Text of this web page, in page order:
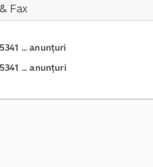
Fax
... anunțuri
... anunțuri